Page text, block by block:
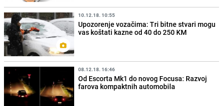
10.12.18. 10:55
Upozorenje vozačima: Tri bitne stvari mogu
vas koštati kazne od 40 do 250 KM
08.12.18. 16:46
Od Escorta Mk1 do novog Focusa: Razvoj
farova kompaktnih automobila